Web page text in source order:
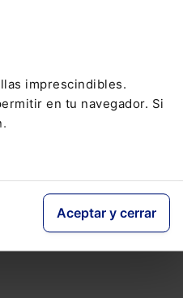
imprescindibles.
en tu navegador. Si
Aceptar y cerrar
SUSCRIBIRME
Contacto
Tel.: 91
28049